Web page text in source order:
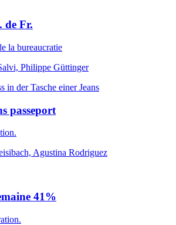
de Fr.
la bureaucratie
Philippe Güttinger
passeport
Agustina Rodriguez
41%